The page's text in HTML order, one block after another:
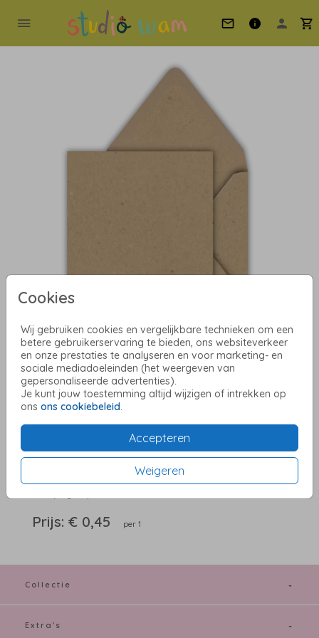
Cookies
Wij gebruiken cookies en vergelijkbare technieken om een
betere gebruikerservaring te bieden, ons websiteverkeer
en onze prestaties te analyseren en voor marketing- en
sociale mediadoeleinden (het weergeven van
gepersonaliseerde advertenties).
Je kunt jouw toestemming altijd wijzigen of intrekken op
ons ons cookiebeleid
Accepteren
Weigeren
Zand (recycled) 16 X 16
OMSCHRIJVING
Prijs: € 0,45 per 1
Collectie
Extra's